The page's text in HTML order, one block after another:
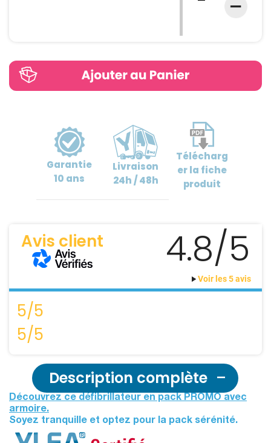
Garantie
10 ans
Livraison
24h / 48h
Télécharg
erla fiche
produit
Avis client 4.8/5
Voir les 5 avis
5/5
5/5
Description complète
Découvrez ce défibrillateur en pack PROMO avec
armoire.
Soyez tranquille et optez pour la pack sérénité.